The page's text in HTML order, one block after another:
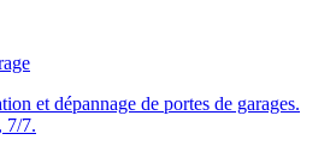
et dépannage de portes de garages.
7/7.